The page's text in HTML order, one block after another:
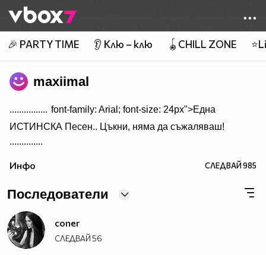
👾
🎉 PARTY TIME 👂 Клю – клю 🪀CHILL ZONE
maxiimal
................ font-family: Arial; font-size: 24px">Една
ИСТИНСКА Песен.. Цъкни, няма да съжаляваш!
..............
Инфо СЛЕДВАЙ985
Последователи
coner
СЛЕДВАЙ56